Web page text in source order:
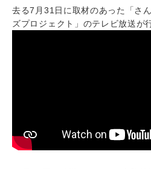
去る7月31日に取材のあった「さ
ズプロジェクト」のテレビ放送が